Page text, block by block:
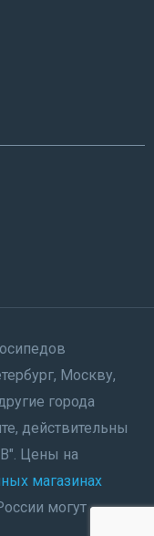
Москву,
города
действительны
Цены на
магазинах
могут